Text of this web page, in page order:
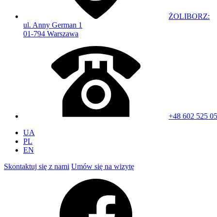
ŻOLIBORZ:
ul. Anny German 1
01-794 Warszawa
+48 602 525
UA
PL
EN
Skontaktuj się z nami Umów się na wizytę